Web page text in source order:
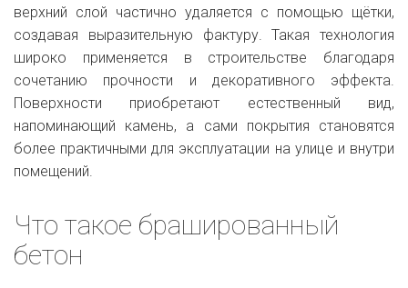
верхний слой частично удаляется с помощью щётки,
создавая выразительную фактуру. Такая технология
широко применяется в строительстве благодаря
сочетанию прочности и декоративного эффекта.
Поверхности приобретают естественный вид,
напоминающий камень, а сами покрытия становятся
более практичными для эксплуатации на улице и внутри
помещений.
Что такое брашированный
бетон